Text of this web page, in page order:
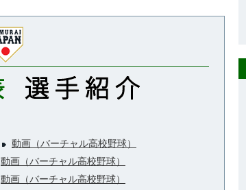
動画（バーチャル高校野球）
動画（バーチャル高校野球）
動画（バーチャル高校野球）